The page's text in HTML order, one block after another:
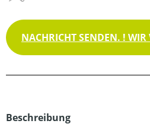
Beschreibung